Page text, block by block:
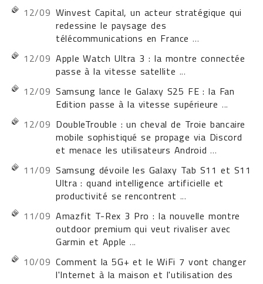
12/09 Winvest Capital, un acteur stratégique qui
redessine le paysage des
télécommunications en France ...
12/09 Apple Watch Ultra 3 : la montre connectée
passe à la vitesse satellite ...
12/09 Samsung lance le Galaxy S25 FE : la Fan
Edition passe à la vitesse supérieure ...
12/09 DoubleTrouble : un cheval de Troie bancaire
mobile sophistiqué se propage via Discord
et menace les utilisateurs Android ...
11/09 Samsung dévoile les Galaxy Tab S11 et S11
Ultra : quand intelligence artificielle et
productivité se rencontrent ...
11/09 Amazfit T-Rex 3 Pro : la nouvelle montre
outdoor premium qui veut rivaliser avec
Garmin et Apple ...
10/09 Comment la 5G+ et le WiFi 7 vont changer
l'Internet à la maison et l'utilisation des